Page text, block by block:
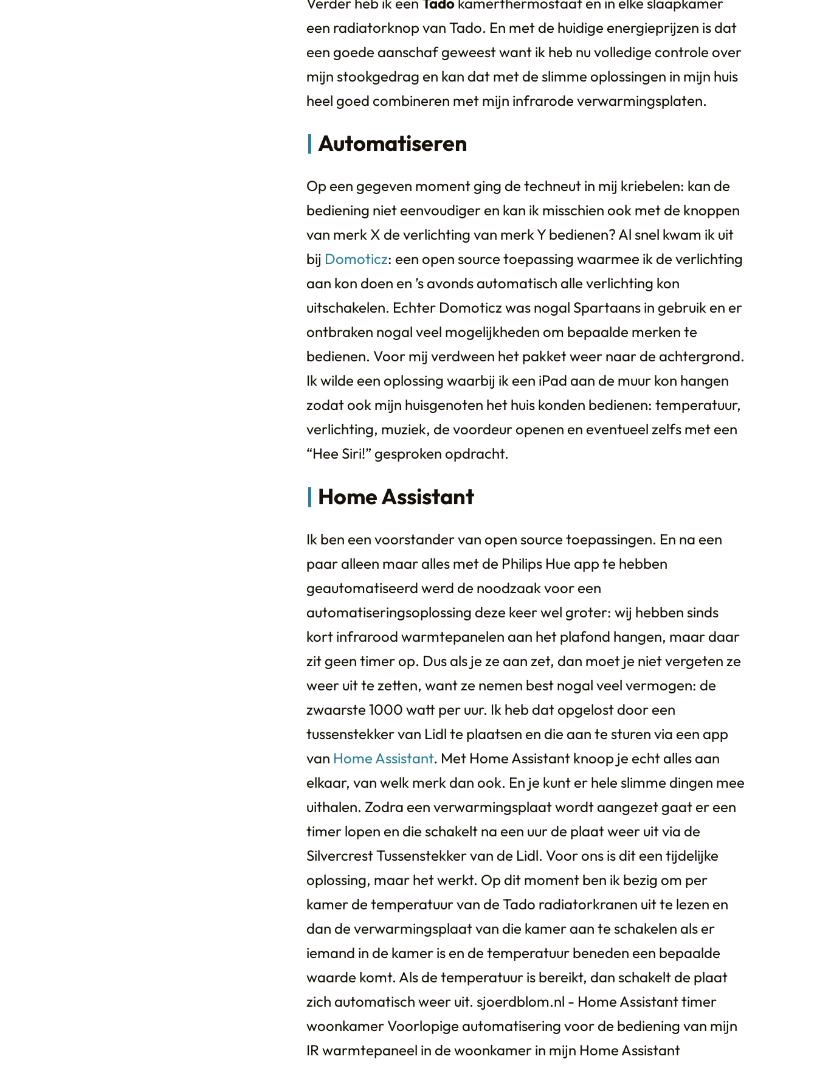
een radiatorknop van Tado. En met de huidige energieprijzen is dat
een goede aanschaf geweest want ik heb nu volledige controle over
mijn stookgedrag en kan dat met de slimme oplossingen in mijn huis
heel goed combineren met mijn infrarode verwarmingsplaten.
Automatiseren
Op een gegeven moment ging de techneut in mij kriebelen: kan de
bediening niet eenvoudiger en kan ik misschien ook met de knoppen
van merk X de verlichting van merk Y bedienen? Al snel kwam ik uit
bij Domoticz: een open source toepassing waarmee ik de verlichting
aan kon doen en ’s avonds automatisch alle verlichting kon
uitschakelen. Echter Domoticz was nogal Spartaans in gebruik en er
ontbraken nogal veel mogelijkheden om bepaalde merken te
bedienen. Voor mij verdween het pakket weer naar de achtergrond.
Ik wilde een oplossing waarbij ik een iPad aan de muur kon hangen
zodat ook mijn huisgenoten het huis konden bedienen: temperatuur,
verlichting, muziek, de voordeur openen en eventueel zelfs met een
“Hee Siri!” gesproken opdracht.
Home Assistant
Ik ben een voorstander van open source toepassingen. En na een
paar alleen maar alles met de Philips Hue app te hebben
geautomatiseerd werd de noodzaak voor een
automatiseringsoplossing deze keer wel groter: wij hebben sinds
kort infrarood warmtepanelen aan het plafond hangen, maar daar
zit geen timer op. Dus als je ze aan zet, dan moet je niet vergeten ze
weer uit te zetten, want ze nemen best nogal veel vermogen: de
zwaarste 1000 watt per uur. Ik heb dat opgelost door een
tussenstekker van Lidl te plaatsen en die aan te sturen via een app
van Home Assistant. Met Home Assistant knoop je echt alles aan
elkaar, van welk merk dan ook. En je kunt er hele slimme dingen mee
uithalen. Zodra een verwarmingsplaat wordt aangezet gaat er een
timer lopen en die schakelt na een uur de plaat weer uit via de
Silvercrest Tussenstekker van de Lidl. Voor ons is dit een tijdelijke
oplossing, maar het werkt. Op dit moment ben ik bezig om per
kamer de temperatuur van de Tado radiatorkranen uit te lezen en
dan de verwarmingsplaat van die kamer aan te schakelen als er
iemand in de kamer is en de temperatuur beneden een bepaalde
waarde komt. Als de temperatuur is bereikt, dan schakelt de plaat
zich automatisch weer uit. sjoerdblom.nl - Home Assistant timer
woonkamer Voorlopige automatisering voor de bediening van mijn
IR warmtepaneel in de woonkamer in mijn Home Assistant